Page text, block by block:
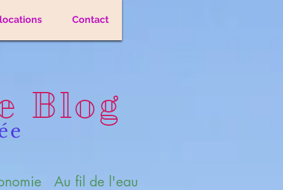
Contact
Blog
Au fil de l'eau